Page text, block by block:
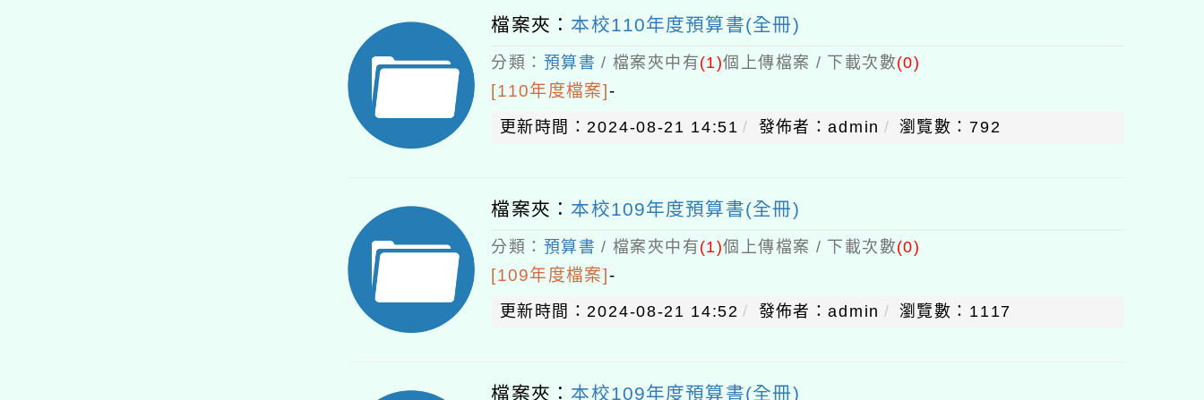
檔案夾： 本校110年度預算書(全冊)
分類： 預算書 / 檔案夾中有(1)個上傳檔案 / 下載次數(0)
[110年度檔案]-
更新時間：2024-08-21 14:51 發佈者：admin 瀏覽數：792
檔案夾： 本校109年度預算書(全冊)
分類： 預算書 / 檔案夾中有(1)個上傳檔案 / 下載次數(0)
[109年度檔案]-
更新時間：2024-08-21 14:52 發佈者：admin 瀏覽數：1117
檔案夾： 本校109年度預算書(全冊)